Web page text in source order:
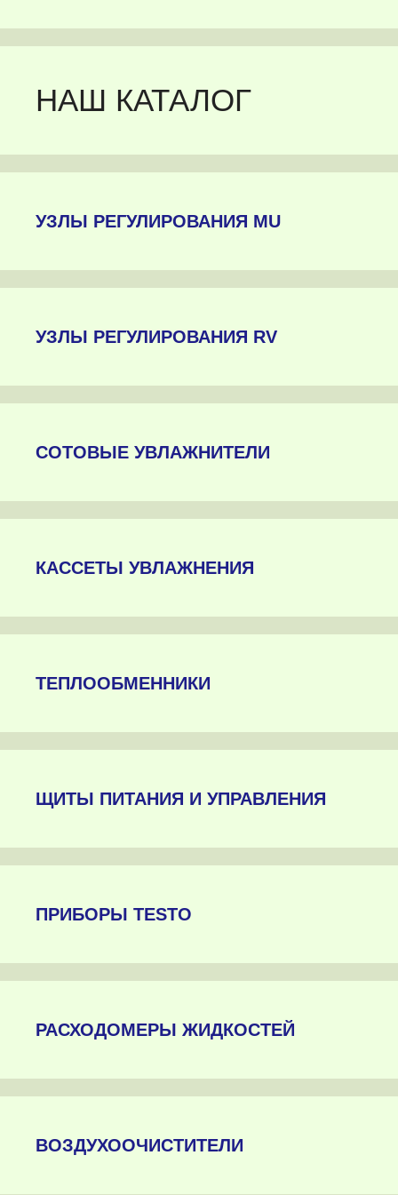
НАШ КАТАЛОГ
УЗЛЫ РЕГУЛИРОВАНИЯ MU
УЗЛЫ РЕГУЛИРОВАНИЯ RV
СОТОВЫЕ УВЛАЖНИТЕЛИ
КАССЕТЫ УВЛАЖНЕНИЯ
ТЕПЛООБМЕННИКИ
ЩИТЫ ПИТАНИЯ И УПРАВЛЕНИЯ
ПРИБОРЫ TESTO
РАСХОДОМЕРЫ ЖИДКОСТЕЙ
ВОЗДУХООЧИСТИТЕЛИ